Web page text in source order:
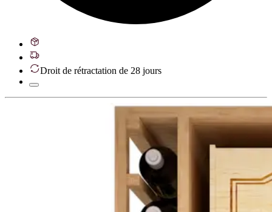
Droit de rétractation de 28 jours